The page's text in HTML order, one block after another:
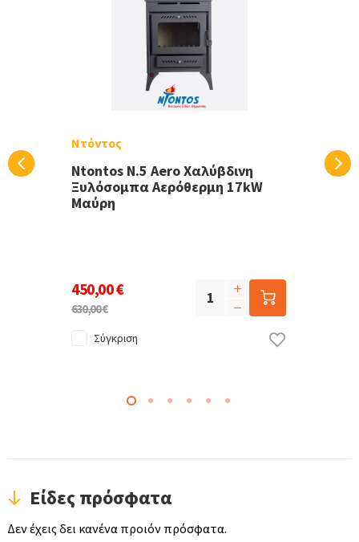
Ντόντος
Ntontos N.5 Aero Χαλύβδινη
Ξυλόσομπα Αερόθερμη 17kW
Μαύρη
450,00 €
630,00 €
Σύγκριση
Είδες πρόσφατα
Δεν έχεις δει κανένα προιόν πρόσφατα.